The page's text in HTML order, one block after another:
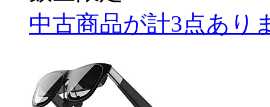
中古商品が計3点あり